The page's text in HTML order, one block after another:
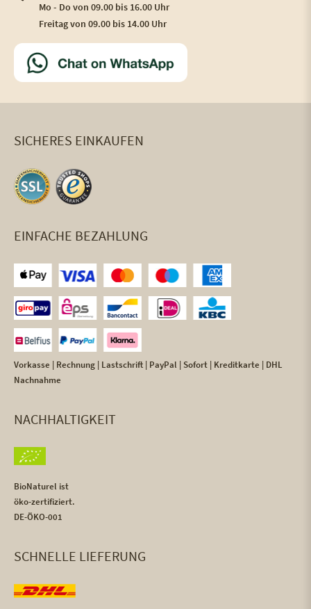
Mo - Do von 09.00 bis 16.00 Uhr
Freitag von 09.00 bis 14.00 Uhr
SICHERES EINKAUFEN
EINFACHE BEZAHLUNG
Vorkasse | Rechnung | Lastschrift | PayPal | Sofort | Kreditkarte | DHL
Nachnahme
NACHHALTIGKEIT
BioNaturel ist
öko-zertifiziert.
DE-ÖKO-001
SCHNELLE LIEFERUNG